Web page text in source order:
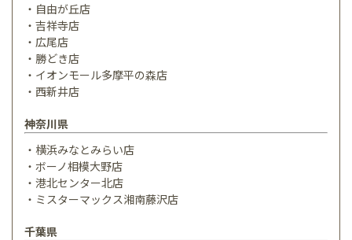
・自由が丘店
・吉祥寺店
・広尾店
・勝どき店
・イオンモール多摩平の森店
・西新井店
神奈川県
・横浜みなとみらい店
・ボーノ相模大野店
・港北センター北店
・ミスターマックス湘南藤沢店
千葉県